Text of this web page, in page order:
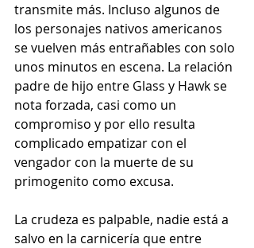
transmite más. Incluso algunos de
los personajes nativos americanos
se vuelven más entrañables con solo
unos minutos en escena. La relación
padre de hijo entre Glass y Hawk se
nota forzada, casi como un
compromiso y por ello resulta
complicado empatizar con el
vengador con la muerte de su
primogenito como excusa.
La crudeza es palpable, nadie está a
salvo en la carnicería que entre